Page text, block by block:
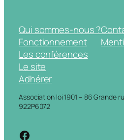
Qui sommes-nous ?
Fonctionnement
Les conférences
Le site
Adhérer
Association loi 1901 – 86 Grande
922P6072
https://